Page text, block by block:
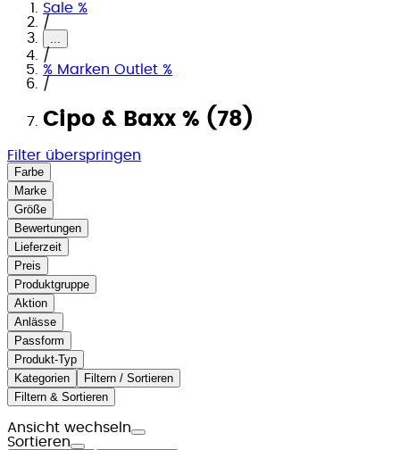
Sale %
/
...
/
% Marken Outlet %
/
Cipo & Baxx % (78)
Filter überspringen
Farbe
Marke
Größe
Bewertungen
Lieferzeit
Preis
Produktgruppe
Aktion
Anlässe
Passform
Produkt-Typ
Kategorien
Filtern / Sortieren
Filtern & Sortieren
Ansicht wechseln
Sortieren